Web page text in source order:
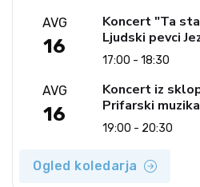
AVG
16
Koncert "Ta
Ljudski pevci
17:00 - 18:30
AVG
16
Koncert iz
Prifarski
19:00 - 20:30
Ogled koledarja